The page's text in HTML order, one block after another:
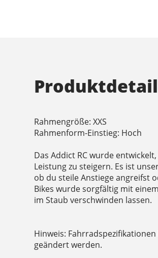
Rahmengröße: XXS
Rahmenform-Einstieg: Hoch
Das Addict RC wurde
Leistung zu steigern. Es ist
ob du steile Anstiege angreifst
Bikes wurde sorgfältig mit
im Staub verschwinden lassen.
Hinweis:
geändert werden.